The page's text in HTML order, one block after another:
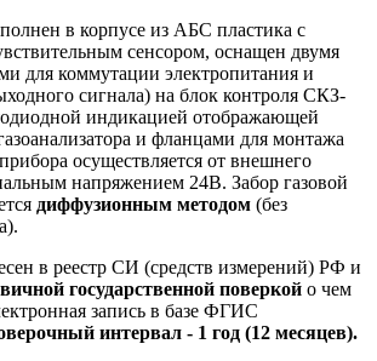
в корпусе из АБС пластика с
сенсором, оснащен двумя
для коммутации электропитания и
сигнала) на блок контроля СКЗ-
индикацией отображающей
и фланцами для монтажа
осуществляется от внешнего
напряжением 24В. Забор газовой
диффузионным методом (без
в реестр СИ (средств измерений) РФ и
государственной поверкой о чем
запись в базе ФГИС
интервал - 1 год (12 месяцев).